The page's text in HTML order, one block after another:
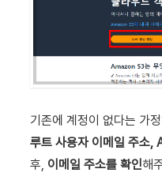
기존에 계정이 없다는 가
루트 사용자 이메일 주소,
후, 이메일 주소를 확인해